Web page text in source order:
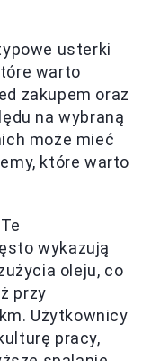
usterki
warto
zakupem oraz
na wybraną
może mieć
które warto
wykazują
oleju, co
przy
Użytkownicy
pracy,